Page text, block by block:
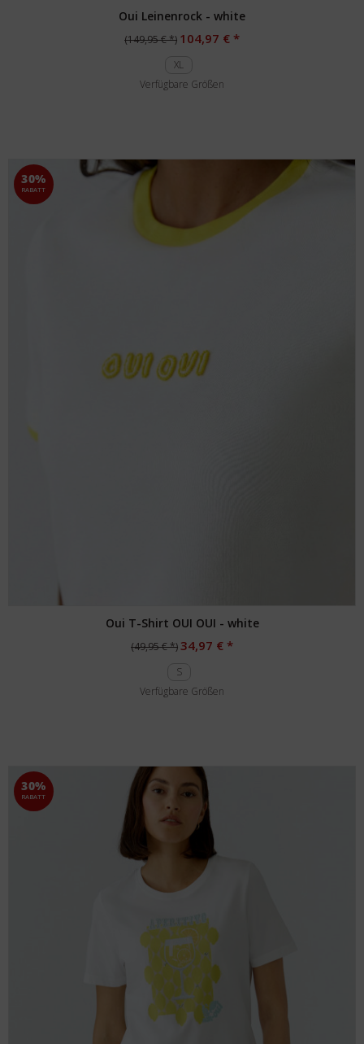
Oui Leinenrock - white
(149,95 € *) 104,97 € *
XL
Verfügbare Größen
30%
RABATT
Oui T-Shirt OUI OUI - white
(49,95 € *)34,97 € *
S
Verfügbare Größen
30%
RABATT